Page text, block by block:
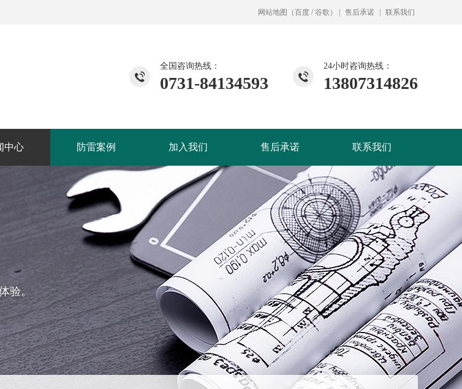
网站地图 （百度 / 谷歌 ） 售后承诺 联系我们
24小时咨询热线：
13807314826
全国咨询热线：
0731-84134593
中心 防雷案例 加入我们 售后承诺 联系我们
验。